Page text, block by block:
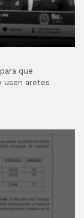
que
usen aretes